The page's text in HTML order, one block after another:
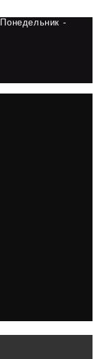
Понедельник -